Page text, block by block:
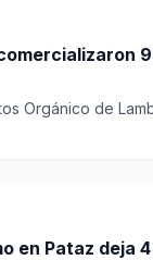
Orgánico de
en Pataz deja